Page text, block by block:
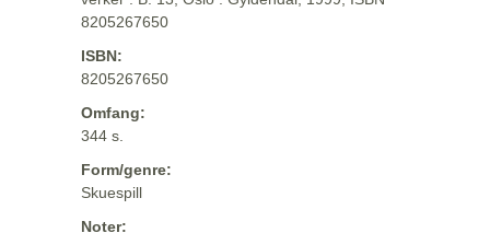
8205267650
ISBN:
8205267650
Omfang:
344 s.
Form/genre:
Skuespill
Noter: